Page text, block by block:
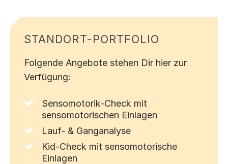
STANDORT-PORTFOLIO
Folgende Angebote stehen Dir hier zur
Verfügung:
Sensomotorik-Check mit
sensomotorischen Einlagen
Lauf- & Ganganalyse
Kid-Check mit sensomotorische
Einlagen